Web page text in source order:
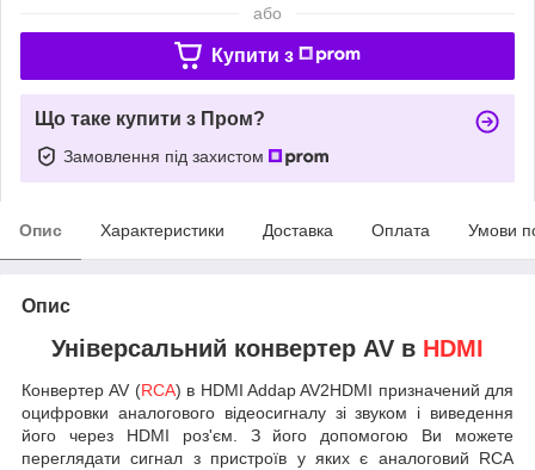
або
Купити з
Що таке купити з Пром?
Замовлення під захистом
Опис Характеристики Доставка Оплата Умови
Опис
Універсальний конвертер AV в HDMI
Конвертер AV (RCA) в HDMI Addap AV2HDMI призначений для
оцифровки аналогового відеосигналу зі звуком і виведення
його через HDMI роз'єм. З його допомогою Ви можете
переглядати сигнал з пристроїв у яких є аналоговий RCA